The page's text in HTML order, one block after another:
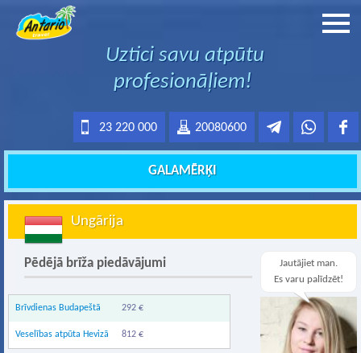
Uztici savu atpūtu
profesionāļiem!
20080600
23 220 000
GALAMĒRĶI
Ungārija
Jautājiet man.
Es varu palīdzēt!
Pēdējā brīža piedāvājumi
Brīvdienas Budapeštā 292 €
Veselības atpūta Hevizā 812 €